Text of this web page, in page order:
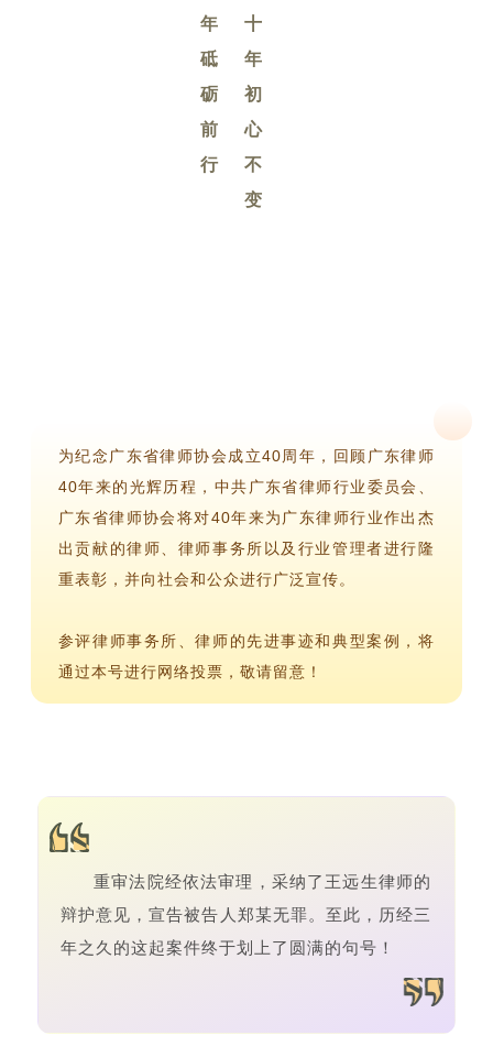
年
砥
砺
前
行
十
年
初
心
不
变
为纪念广东省律师协会成立40周年，回顾广东律师
40年来的光辉历程，中共广东省律师行业委员会、
广东省律师协会将对40年来为广东律师行业作出杰
出贡献的律师、律师事务所以及行业管理者进行隆
重表彰，并向社会和公众进行广泛宣传。
参评律师事务所、律师的先进事迹和典型案例，将
通过本号进行网络投票，敬请留意！
重审法院经依法审理，采纳了王远生律师的
辩护意见，宣告被告人郑某无罪。至此，历经三
年之久的这起案件终于划上了圆满的句号！